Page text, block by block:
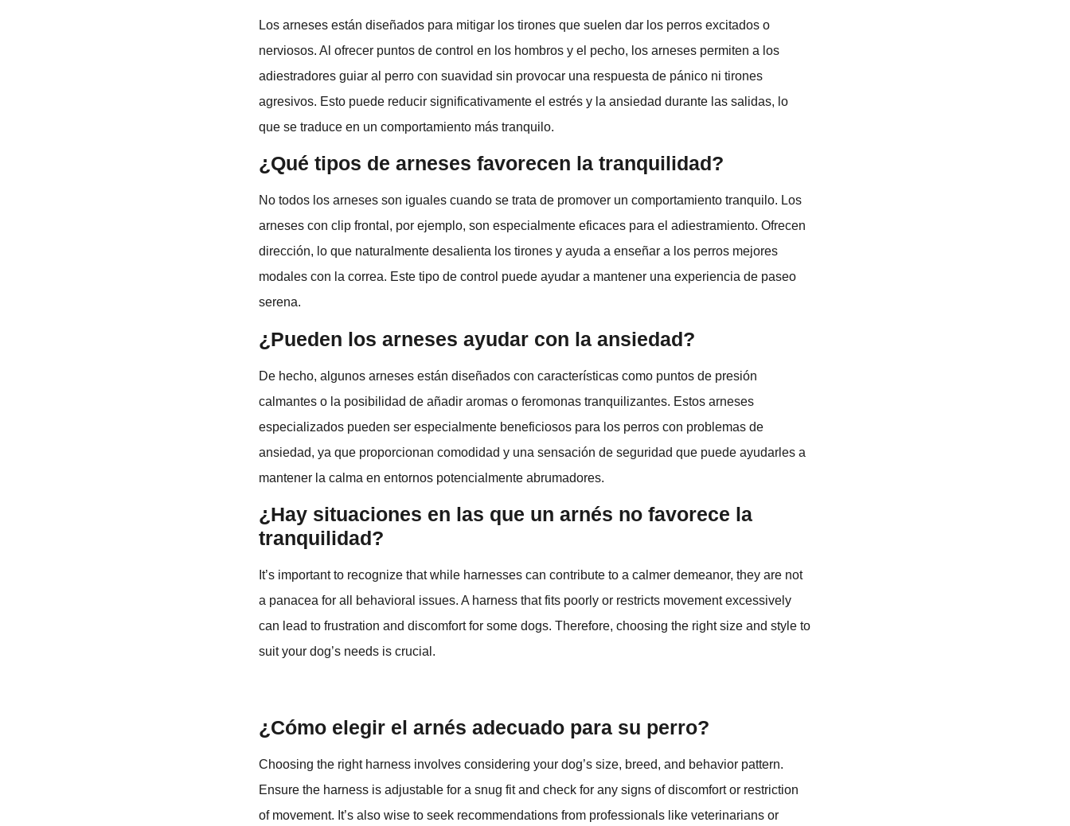
Los arneses están diseñados para mitigar los tirones que suelen dar los perros excitados o
nerviosos. Al ofrecer puntos de control en los hombros y el pecho, los arneses permiten a los
adiestradores guiar al perro con suavidad sin provocar una respuesta de pánico ni tirones
agresivos. Esto puede reducir significativamente el estrés y la ansiedad durante las salidas, lo
que se traduce en un comportamiento más tranquilo.
¿Qué tipos de arneses favorecen la tranquilidad?
No todos los arneses son iguales cuando se trata de promover un comportamiento tranquilo. Los
arneses con clip frontal, por ejemplo, son especialmente eficaces para el adiestramiento. Ofrecen
dirección, lo que naturalmente desalienta los tirones y ayuda a enseñar a los perros mejores
modales con la correa. Este tipo de control puede ayudar a mantener una experiencia de paseo
serena.
¿Pueden los arneses ayudar con la ansiedad?
De hecho, algunos arneses están diseñados con características como puntos de presión
calmantes o la posibilidad de añadir aromas o feromonas tranquilizantes. Estos arneses
especializados pueden ser especialmente beneficiosos para los perros con problemas de
ansiedad, ya que proporcionan comodidad y una sensación de seguridad que puede ayudarles a
mantener la calma en entornos potencialmente abrumadores.
¿Hay situaciones en las que un arnés no favorece la
tranquilidad?
It’s important to recognize that while harnesses can contribute to a calmer demeanor, they are not
a panacea for all behavioral issues. A harness that fits poorly or restricts movement excessively
can lead to frustration and discomfort for some dogs. Therefore, choosing the right size and style to
suit your dog’s needs is crucial.
¿Cómo elegir el arnés adecuado para su perro?
Choosing the right harness involves considering your dog’s size, breed, and behavior pattern.
Ensure the harness is adjustable for a snug fit and check for any signs of discomfort or restriction
of movement. It’s also wise to seek recommendations from professionals like veterinarians or